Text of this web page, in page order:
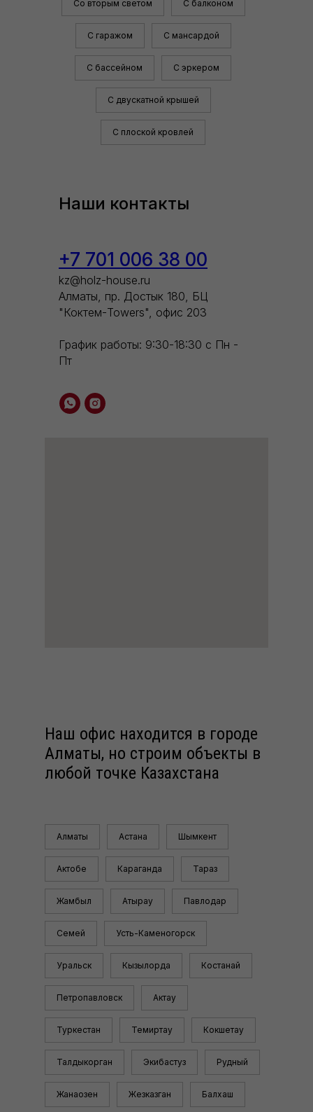
Со вторым светом С балконом
С гаражом С мансардой
С бассейном С эркером
С двускатной крышей
С плоской кровлей
Наши контакты
+7 701 006 38 00
kz@holz-house.ru
Алматы, пр. Достык 180, БЦ
"Коктем-Towers", офис 203
График работы: 9:30-18:30 с Пн -
Пт
Наш офис находится в городе
Алматы, но строим объекты в
любой точке Казахстана
Алматы Астана Шымкент
Актобе Караганда Тараз
Жамбыл Атырау Павлодар
Семей Усть-Каменогорск
Уральск Кызылорда Костанай
Петропавловск Актау
Туркестан Темиртау Кокшетау
Талдыкорган Экибастуз Рудный
Жанаозен Жезказган Балхаш